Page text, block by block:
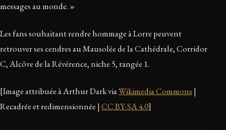
messages au monde. »
Les fans souhaitant rendre hommage à Lorre peuvent
retrouver ses cendres au Mausolée de la Cathédrale, Corridor
C, Alcôve de la Révérence, niche 5, rangée 1.
[Image attribuée à Arthur Dark viaWikimedia Commons |
Recadrée et redimensionnée | CC BY-SA 4.0]